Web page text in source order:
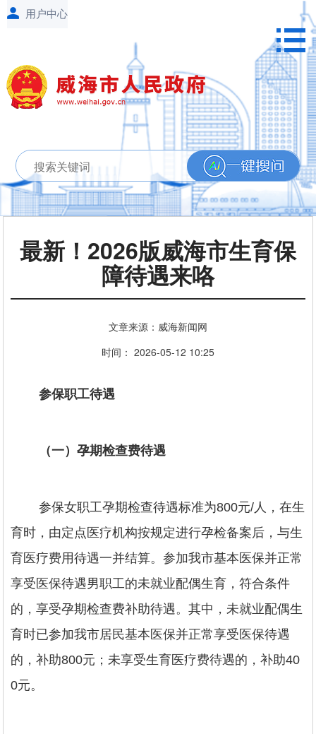
最新！2026版威海市生育保
障待遇来咯
文章来源：威海新闻网
时间： 2026-05-12 10:25
参保职工待遇
（一）孕期检查费待遇
参保女职工孕期检查待遇标准为800元/人，在生
育时，由定点医疗机构按规定进行孕检备案后，与生
育医疗费用待遇一并结算。参加我市基本医保并正常
享受医保待遇男职工的未就业配偶生育，符合条件
的，享受孕期检查费补助待遇。其中，未就业配偶生
育时已参加我市居民基本医保并正常享受医保待遇
的，补助800元；未享受生育医疗费待遇的，补助40
0元。